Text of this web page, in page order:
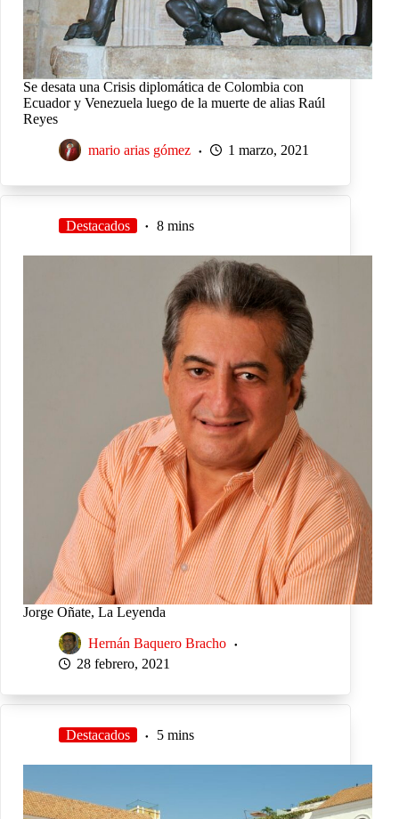
Se desata una Crisis diplomática de Colombia con
Ecuador y Venezuela luego de la muerte de alias Raúl
Reyes
mario arias gómez 1 marzo, 2021
Destacados 8 mins
Jorge Oñate, La Leyenda
Hernán Baquero Bracho
28 febrero, 2021
Destacados 5 mins